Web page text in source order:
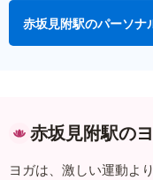
赤坂見附駅のパーソナ
赤坂見附駅の
ヨガは、激しい運動よ